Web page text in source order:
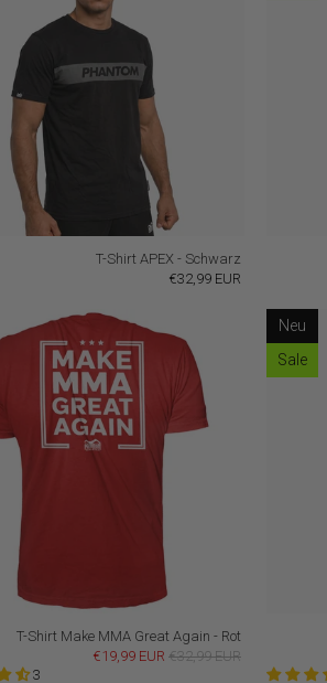
T-Shirt APEX - Schwarz
€32,99 EUR
T-Shirt Make MMA Great Again - Rot
€19,99 EUR €32,99 EUR
3
Neu
Sale